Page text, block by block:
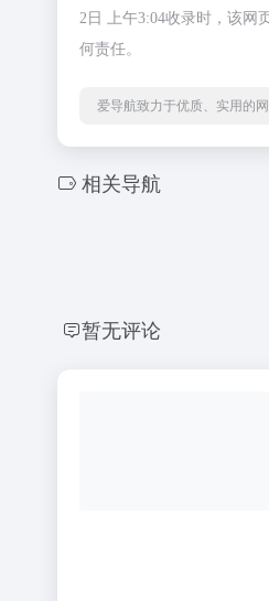
2日 上午3:04收录时，该网
何责任。
爱导航致力于优质、实用的
相关导航
暂无评论